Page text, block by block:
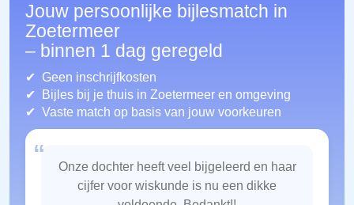
Jouw persoonlijke bijlesmatch in
Zoetermeer
– binnen 1 dag geregeld
Geen inschrijfkosten
Bijles bij je thuis in Zoetermeer en omgeving
Vaste match op basis van jouw voorkeuren
“
Onze dochter heeft veel bijgeleerd en haar
cijfer voor wiskunde is nu een dikke